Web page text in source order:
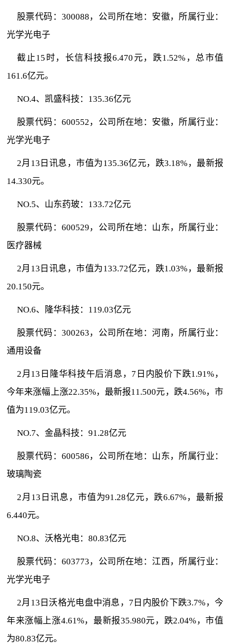
股票代码：300088，公司所在地：安徽，所属行业：
光学光电子
截止15时，长信科技报6.470元，跌1.52%，总市值
161.6亿元。
NO.4、凯盛科技：135.36亿元
股票代码：600552，公司所在地：安徽，所属行业：
光学光电子
2月13日讯息，市值为135.36亿元，跌3.18%，最新报
14.330元。
NO.5、山东药玻：133.72亿元
股票代码：600529，公司所在地：山东，所属行业：
医疗器械
2月13日讯息，市值为133.72亿元，跌1.03%，最新报
20.150元。
NO.6、隆华科技：119.03亿元
股票代码：300263，公司所在地：河南，所属行业：
通用设备
2月13日隆华科技午后消息，7日内股价下跌1.91%，
今年来涨幅上涨22.35%，最新报11.500元，跌4.56%，市
值为119.03亿元。
NO.7、金晶科技：91.28亿元
股票代码：600586，公司所在地：山东，所属行业：
玻璃陶瓷
2月13日讯息，市值为91.28亿元，跌6.67%，最新报
6.440元。
NO.8、沃格光电：80.83亿元
股票代码：603773，公司所在地：江西，所属行业：
光学光电子
2月13日沃格光电盘中消息，7日内股价下跌3.7%，今
年来涨幅上涨4.61%，最新报35.980元，跌2.04%，市值
为80.83亿元。